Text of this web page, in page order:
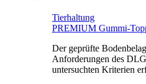
Tierhaltung
PREMIUM Gummi-
Der geprüfte
Anforderungen des
untersuchten Kriterien